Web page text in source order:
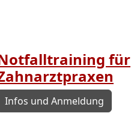
für
Infos und Anmeldung